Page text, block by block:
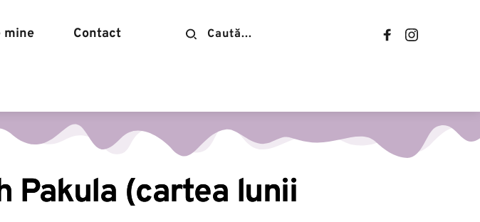
mine
Contact
Pakula (cartea lunii